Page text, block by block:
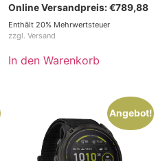
€789,88
Enthält 20% Mehrwertsteuer
zzgl. Versand
In den Warenkorb
Angebot!